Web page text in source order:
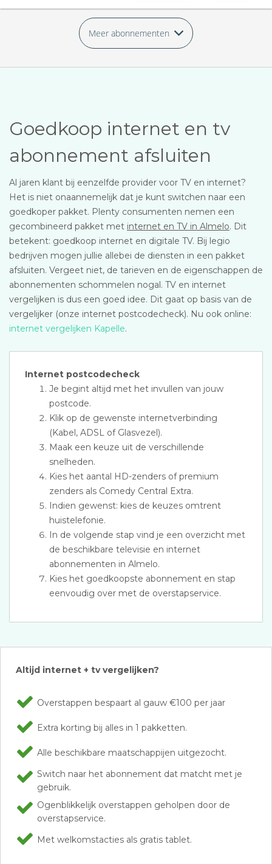
Meer abonnementen
Goedkoop internet en tv
abonnement afsluiten
Al jaren klant bij eenzelfde provider voor TV en internet?
Het is niet onaannemelijk dat je kunt switchen naar een
goedkoper pakket. Plenty consumenten nemen een
gecombineerd pakket met internet en TV in Almelo. Dit
betekent: goedkoop internet en digitale TV. Bij legio
bedrijven mogen jullie allebei de diensten in een pakket
afsluiten. Vergeet niet, de tarieven en de eigenschappen de
abonnementen schommelen nogal. TV en internet
vergelijken is dus een goed idee. Dit gaat op basis van de
vergelijker (onze internet postcodecheck). Nu ook online:
internet vergelijken Kapelle.
Internet postcodecheck
Je begint altijd met het invullen van jouw
postcode.
Klik op de gewenste internetverbinding
(Kabel, ADSL of Glasvezel).
Maak een keuze uit de verschillende
snelheden.
Kies het aantal HD-zenders of premium
zenders als Comedy Central Extra.
Indien gewenst: kies de keuzes omtrent
huistelefonie.
In de volgende stap vind je een overzicht met
de beschikbare televisie en internet
abonnementen in Almelo.
Kies het goedkoopste abonnement en stap
eenvoudig over met de overstapservice.
Altijd internet + tv vergelijken?
Overstappen bespaart al gauw €100 per jaar
Extra korting bij alles in 1 pakketten.
Alle beschikbare maatschappijen uitgezocht.
Switch naar het abonnement dat matcht met je
gebruik.
Ogenblikkelijk overstappen geholpen door de
overstapservice.
Met welkomstacties als gratis tablet.